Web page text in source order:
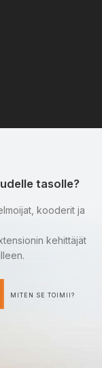
tasolle?
kooderit ja
kehittäjät
MITEN SE TOIMII?